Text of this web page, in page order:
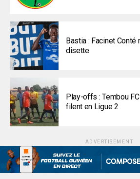
Bastia : Facinet
disette
Play-offs : Tembou
filent en Ligue 2
ADVERTISEMENT